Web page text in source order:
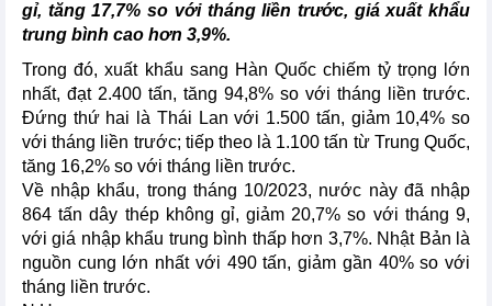
gỉ, tăng 17,7% so với tháng liền trước, giá xuất khẩu
trung bình cao hơn 3,9%.
Trong đó, xuất khẩu sang Hàn Quốc chiếm tỷ trọng lớn
nhất, đạt 2.400 tấn, tăng 94,8% so với tháng liền trước.
Đứng thứ hai là Thái Lan với 1.500 tấn, giảm 10,4% so
với tháng liền trước; tiếp theo là 1.100 tấn từ Trung Quốc,
tăng 16,2% so với tháng liền trước.
Về nhập khẩu, trong tháng 10/2023, nước này đã nhập
864 tấn dây thép không gỉ, giảm 20,7% so với tháng 9,
với giá nhập khẩu trung bình thấp hơn 3,7%. Nhật Bản là
nguồn cung lớn nhất với 490 tấn, giảm gần 40% so với
tháng liền trước.